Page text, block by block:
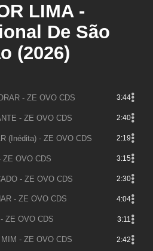
LIMA -
De São
(2026)
- ZE OVO CDS 3:44
- ZE OVO CDS 2:40
(Inédita) - ZE OVO CDS 2:19
ZE OVO CDS 3:15
- ZE OVO CDS 2:30
- ZE OVO CDS 4:04
ZE OVO CDS 3:11
- ZE OVO CDS 2:42